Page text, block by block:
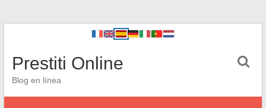
Prestiti Online
Blog en línea